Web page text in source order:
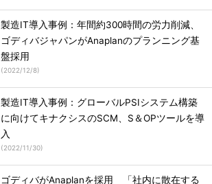
製造IT導入事例：年間約300時間の労力削減、
ゴディバジャパンがAnaplanのプランニング基
盤採用
(2022/12/8)
製造IT導入事例：グローバルPSIシステム構築
に向けてキナクシスのSCM、S＆OPツールを導
入
(2022/11/30)
ゴディバがAnaplanを採用 「社内に散在する